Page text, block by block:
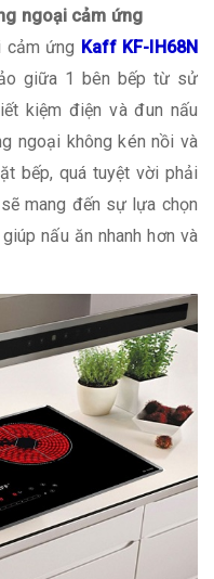
ngoại cảm ứng
cảm ứng Kaff KF-IH68N
giữa 1 bên bếp từ sử
kiệm điện và đun nấu
ngoại không kén nồi và
bếp, quá tuyệt vời phải
mang đến sự lựa chọn
nấu ăn nhanh hơn và